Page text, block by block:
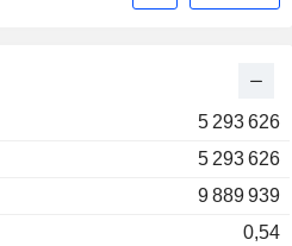
5 293 626
5 293 626
9 889 939
0,54